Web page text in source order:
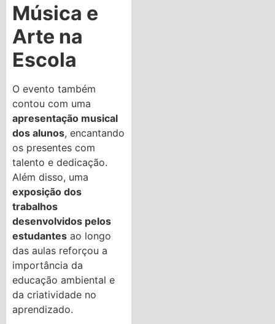
Música e
Arte na
Escola
O evento também
contou com uma
apresentação musical
dos alunos, encantando
os presentes com
talento e dedicação.
Além disso, uma
exposição dos
trabalhos
desenvolvidos pelos
estudantes ao longo
das aulas reforçou a
importância da
educação ambiental e
da criatividade no
aprendizado.